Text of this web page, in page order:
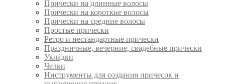
Прически на длинные волосы
Прически на короткие волосы
Прически на средние волосы
Простые прически
Ретро и нестандартные прически
Праздничные, вечерние, свадебные прически
Укладки
Челки
Инструменты для создания причесок и